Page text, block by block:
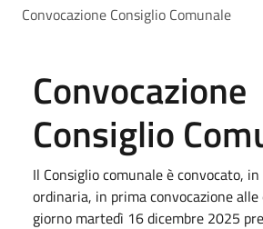
Convocazione Consiglio Comunale
Convocazione
Consiglio
Il Consiglio comunale è convocato,
ordinaria, in prima convocazione
giorno martedì 16 dicembre 2025